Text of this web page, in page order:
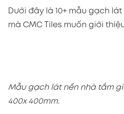
Dưới đây là 10+ mẫu gạch
mà CMC Tiles muốn giới
Mẫu gạch lát nền nhà tắm
400x 400mm.